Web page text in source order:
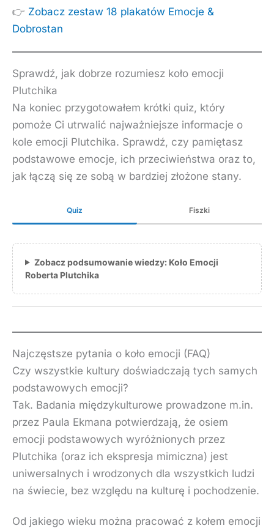
👉 Zobacz zestaw 18 plakatów Emocje &
Dobrostan
Sprawdź, jak dobrze rozumiesz koło emocji
Plutchika
Na koniec przygotowałem krótki quiz, który
pomoże Ci utrwalić najważniejsze informacje o
kole emocji Plutchika. Sprawdź, czy pamiętasz
podstawowe emocje, ich przeciwieństwa oraz to,
jak łączą się ze sobą w bardziej złożone stany.
Quiz Fiszki
Zobacz podsumowanie wiedzy: Koło Emocji
Roberta Plutchika
Najczęstsze pytania o koło emocji (FAQ)
Czy wszystkie kultury doświadczają tych samych
podstawowych emocji?
Tak. Badania międzykulturowe prowadzone m.in.
przez Paula Ekmana potwierdzają, że osiem
emocji podstawowych wyróżnionych przez
Plutchika (oraz ich ekspresja mimiczna) jest
uniwersalnych i wrodzonych dla wszystkich ludzi
na świecie, bez względu na kulturę i pochodzenie.
Od jakiego wieku można pracować z kołem emocji